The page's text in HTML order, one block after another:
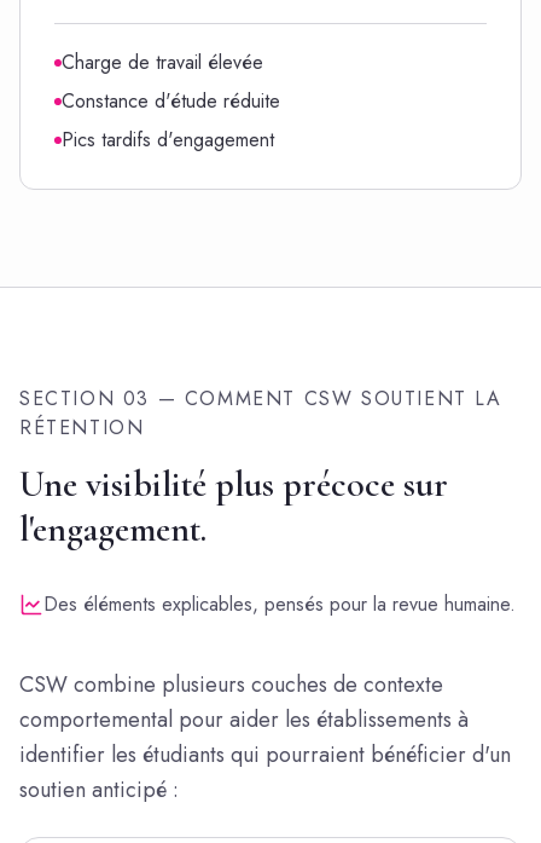
Charge de travail élevée
Constance d'étude réduite
Pics tardifs d'engagement
SECTION 03 — COMMENT CSW SOUTIENT LA
RÉTENTION
Une visibilité plus précoce sur
l'engagement.
Des éléments explicables, pensés pour la revue humaine.
CSW combine plusieurs couches de contexte
comportemental pour aider les établissements à
identifier les étudiants qui pourraient bénéficier d'un
soutien anticipé :